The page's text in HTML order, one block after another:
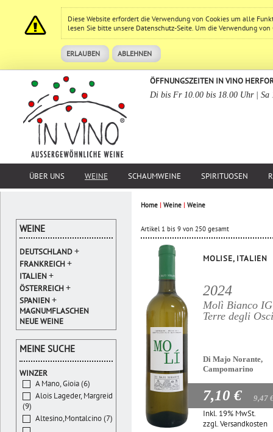
Diese Website erfordert die Verwendung von Cookies um alle
lesen Sie bitte unsere Datenschutz-Seite. Um die Verwendung
ERLAUBEN ABLEHNEN
ÖFFNUNGSZEITEN IN VINO
Di bis Fr 10.00 bis 18.00 Uhr | Sa
ÜBER UNS WEINE SCHAUMWEINE SPIRITUOSEN
Home | Weine | Weine
Artikel 1 bis 9 von 250 gesamt
MOLISE, ITALIEN
2024
Molì Bianco
Terre degli Osci
Di Majo Norante,
Campomarino
7,10 € 9,47
Inkl. 19% MwSt.
zzgl.Versandkosten
WEINE
DEUTSCHLAND+
FRANKREICH+
ITALIEN+
ÖSTERREICH+
SPANIEN+
MAGNUMFLASCHEN
NEUE WEINE
MEINE SUCHE
WINZER
A Mano, Gioia (6)
Alois Lageder, Margreid
(9)
Altesino,Montalcino (7)